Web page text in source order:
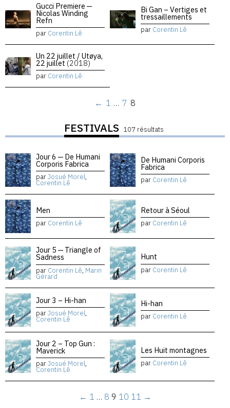
Gucci Premiere —
Nicolas Winding
Refn
par Corentin Lê
Bi Gan – Vertiges et
tressaillements
par Corentin Lê
Un 22 juillet / Utøya,
22 juillet (2018)
par Corentin Lê
← 1 … 7 8
FESTIVALS 107 résultats
Jour 6 — De Humani
Corporis Fabrica
parJosué Morel,
Corentin Lê
De Humani Corporis
Fabrica
par Corentin Lê
Men
par Corentin Lê
Retour à Séoul
par Corentin Lê
Jour 5 — Triangle of
Sadness
par Corentin Lê, Marin
Gérard
Hunt
par Corentin Lê
Jour 3 – Hi-han
parJosué Morel,
Corentin Lê
Hi-han
par Corentin Lê
Jour 2 – Top Gun :
Maverick
parJosué Morel,
Corentin Lê
Les Huit montagnes
par Corentin Lê
← 1 … 8 9 10 11 →